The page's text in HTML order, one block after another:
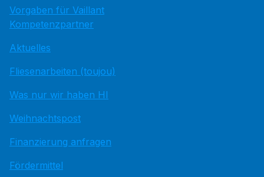
Vorgaben für Vaillant
Kompetenzpartner
Aktuelles
Fliesenarbeiten (toujou)
Was nur wir haben HI
Weihnachtspost
Finanzierung anfragen
Fördermittel